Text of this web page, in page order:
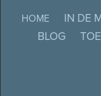
HOME IN DE
BLOG